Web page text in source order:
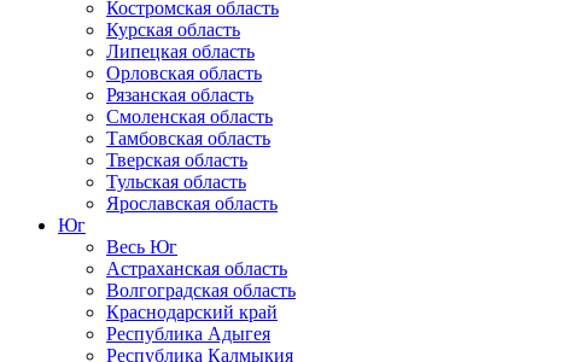
Костромская область
Курская область
Липецкая область
Орловская область
Рязанская область
Смоленская область
Тамбовская область
Тверская область
Тульская область
Ярославская область
Юг
Весь Юг
Астраханская область
Волгоградская область
Краснодарский край
Республика Адыгея
Республика Калмыкия